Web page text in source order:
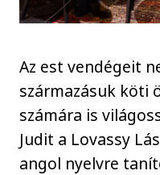
Az est vendégeit
származásuk köti
számára is
Judit a Lovassy
angol nyelvre